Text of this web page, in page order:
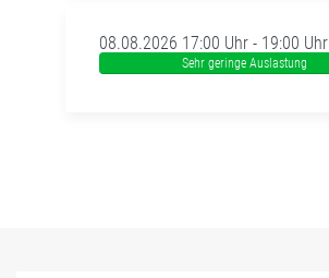
08.08.2026 17:00 Uhr - 19:00 Uhr
Sehr geringe Auslastung